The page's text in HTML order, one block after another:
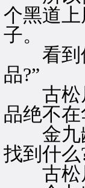
个黑道
子。
看到他
品?”
古松居
品绝不在
金九龄
找到什么
古松居